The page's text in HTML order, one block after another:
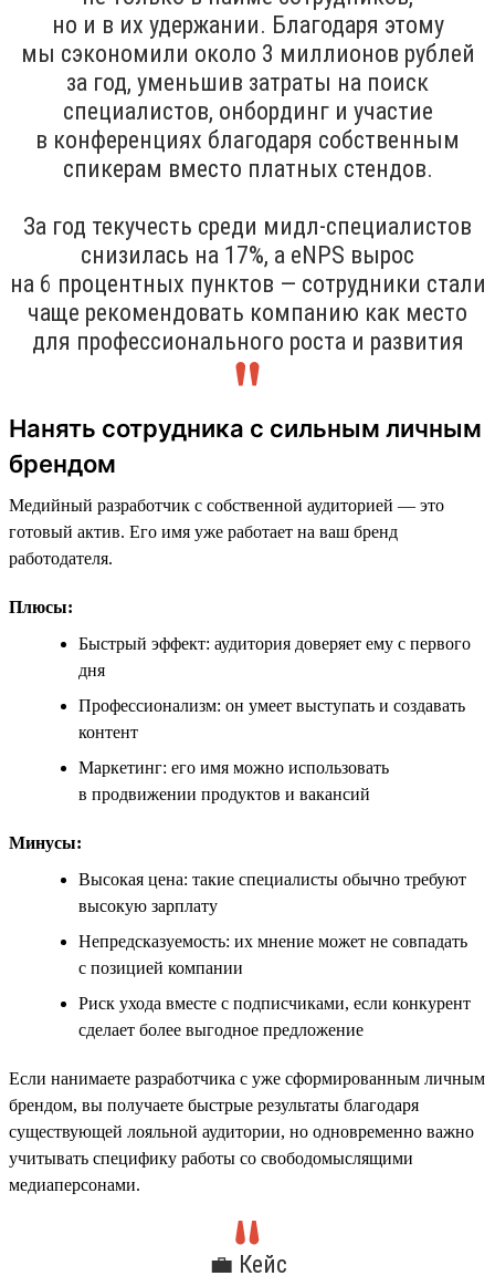
но и в их удержании. Благодаря этому
мы сэкономили около 3 миллионов рублей
за год, уменьшив затраты на поиск
специалистов, онбординг и участие
в конференциях благодаря собственным
спикерам вместо платных стендов.
За год текучесть среди мидл-специалистов
снизилась на 17%, а eNPS вырос
на 6 процентных пунктов — сотрудники стали
чаще рекомендовать компанию как место
для профессионального роста и развития
Нанять сотрудника с сильным личным
брендом
Медийный разработчик с собственной аудиторией — это
готовый актив. Его имя уже работает на ваш бренд
работодателя.
Плюсы:
Быстрый эффект: аудитория доверяет ему с первого
дня
Профессионализм: он умеет выступать и создавать
контент
Маркетинг: его имя можно использовать
в продвижении продуктов и вакансий
Минусы:
Высокая цена: такие специалисты обычно требуют
высокую зарплату
Непредсказуемость: их мнение может не совпадать
с позицией компании
Риск ухода вместе с подписчиками, если конкурент
сделает более выгодное предложение
Если нанимаете разработчика с уже сформированным личным
брендом, вы получаете быстрые результаты благодаря
существующей лояльной аудитории, но одновременно важно
учитывать специфику работы со свободомыслящими
медиаперсонами.
💼 Кейс